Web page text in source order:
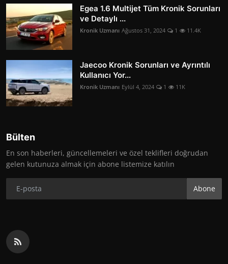
Egea 1.6 Multijet Tüm Kronik Sorunları
ve Detaylı ...
Kronik Uzmanı Ağustos 31, 2024 1 11.4K
Jaecoo Kronik Sorunları ve Ayrıntılı
Kullanıcı Yor...
Kronik Uzmanı Eylül 4, 2024 1 11K
Bülten
En son haberleri, güncellemeleri ve özel teklifleri doğrudan
gelen kutunuza almak için abone listemize katılın
Abone